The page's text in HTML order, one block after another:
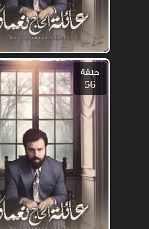
حلقة
56